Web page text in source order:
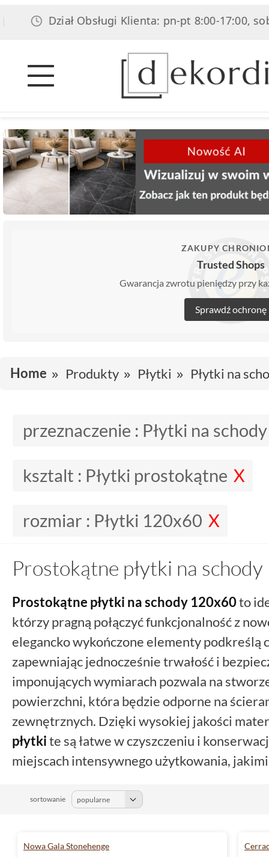
Dział Obsługi Klienta: pn-pt 8:00-17:00, sob 8:00-
ZAKUPY
Trusted Shops
Gwarancja zwrotu pieniędzy przy
Sprawdź ochronę
Home Produkty Płytki Płytki na
przeznaczenie : Płytki na schody
ksztalt : Płytki prostokątne
rozmiar : Płytki 120x60
Prostokątne płytki na
Prostokątne płytki na schody 120x60to
którzy pragną połączyć funkcjonalność z
elegancko wykończone elementy
zapewniając jednocześnie trwałość i
imponujących wymiarach pozwala na
powierzchni, która będzie odporne na
zewnętrznych. Dzięki wysokiej jakości
płytkite są łatwe w czyszczeniu i
miejscach intensywnego użytkowania,
im niepowtarzalnego stylu.
sortowanie
Nowa Gala Stonehenge